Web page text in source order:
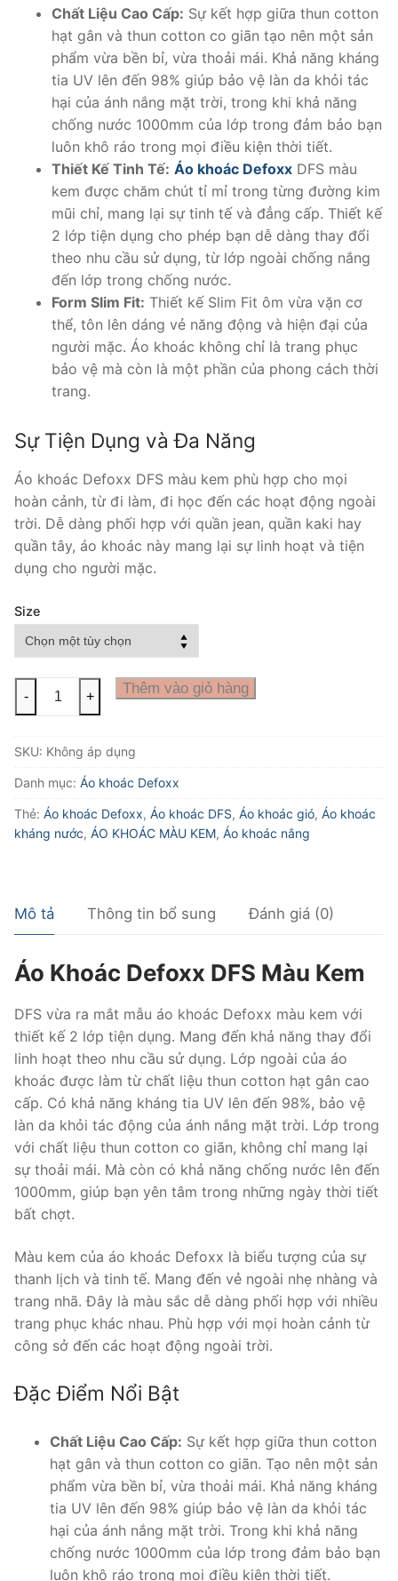
380.000 ₫.
Chất Liệu Cao Cấp: Sự kết hợp giữa thun cotton
hạt gân và thun cotton co giãn tạo nên một sản
phẩm vừa bền bỉ, vừa thoải mái. Khả năng kháng
tia UV lên đến 98% giúp bảo vệ làn da khỏi tác
hại của ánh nắng mặt trời, trong khi khả năng
chống nước 1000mm của lớp trong đảm bảo bạn
luôn khô ráo trong mọi điều kiện thời tiết.
Thiết Kế Tinh Tế: Áo khoác DefoxxDFS màu
kem được chăm chút tỉ mỉ trong từng đường kim
mũi chỉ, mang lại sự tinh tế và đẳng cấp. Thiết kế
2 lớp tiện dụng cho phép bạn dễ dàng thay đổi
theo nhu cầu sử dụng, từ lớp ngoài chống nắng
đến lớp trong chống nước.
Form Slim Fit: Thiết kế Slim Fit ôm vừa vặn cơ
thể, tôn lên dáng vẻ năng động và hiện đại của
người mặc. Áo khoác không chỉ là trang phục
bảo vệ mà còn là một phần của phong cách thời
trang.
Sự Tiện Dụng và Đa Năng
Áo khoác Defoxx DFS màu kem phù hợp cho mọi
hoàn cảnh, từ đi làm, đi học đến các hoạt động ngoài
trời. Dễ dàng phối hợp với quần jean, quần kaki hay
quần tây, áo khoác này mang lại sự linh hoạt và tiện
dụng cho người mặc.
Size
KHOÁC
DFS
MÀU
số
lượng
- + Thêm vào giỏ hàng
SKU: Không áp dụng
Danh mục: Áo khoác Defoxx
Thẻ: Áo khoác Defoxx, Áo khoác DFS, Áo khoác gió, Áo khoác
kháng nước, ÁO KHOÁC MÀU KEM, Áo khoác nắng
Mô tả Thông tin bổ sung Đánh giá (0)
Áo Khoác Defoxx DFS Màu Kem
DFS vừa ra mắt mẫu áo khoác Defoxx màu kem với
thiết kế 2 lớp tiện dụng. Mang đến khả năng thay đổi
linh hoạt theo nhu cầu sử dụng. Lớp ngoài của áo
khoác được làm từ chất liệu thun cotton hạt gân cao
cấp. Có khả năng kháng tia UV lên đến 98%, bảo vệ
làn da khỏi tác động của ánh nắng mặt trời. Lớp trong
với chất liệu thun cotton co giãn, không chỉ mang lại
sự thoải mái. Mà còn có khả năng chống nước lên đến
1000mm, giúp bạn yên tâm trong những ngày thời tiết
bất chợt.
Màu kem của áo khoác Defoxx là biểu tượng của sự
thanh lịch và tinh tế. Mang đến vẻ ngoài nhẹ nhàng và
trang nhã. Đây là màu sắc dễ dàng phối hợp với nhiều
trang phục khác nhau. Phù hợp với mọi hoàn cảnh từ
công sở đến các hoạt động ngoài trời.
Đặc Điểm Nổi Bật
Chất Liệu Cao Cấp: Sự kết hợp giữa thun cotton
hạt gân và thun cotton co giãn. Tạo nên một sản
phẩm vừa bền bỉ, vừa thoải mái. Khả năng kháng
tia UV lên đến 98% giúp bảo vệ làn da khỏi tác
hại của ánh nắng mặt trời. Trong khi khả năng
chống nước 1000mm của lớp trong đảm bảo bạn
luôn khô ráo trong mọi điều kiện thời tiết.